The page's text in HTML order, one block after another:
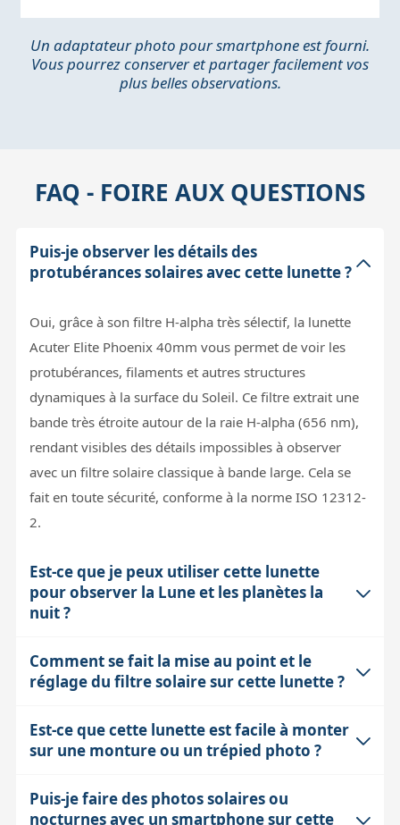
Un adaptateur photo pour smartphone est fourni.
Vous pourrez conserver et partager facilement vos
plus belles observations.
FAQ - FOIRE AUX QUESTIONS
Puis-je observer les détails des
protubérances solaires avec cette lunette ?
Oui, grâce à son filtre H-alpha très sélectif, la lunette
Acuter Elite Phoenix 40mm vous permet de voir les
protubérances, filaments et autres structures
dynamiques à la surface du Soleil. Ce filtre extrait une
bande très étroite autour de la raie H-alpha (656 nm),
rendant visibles des détails impossibles à observer
avec un filtre solaire classique à bande large. Cela se
fait en toute sécurité, conforme à la norme ISO 12312-
2.
Est-ce que je peux utiliser cette lunette
pour observer la Lune et les planètes la
nuit ?
Oui, en retirant les deux éléments du filtre solaire, la
lunette devient une lunette achromatique classique de
alors adaptée à l'observation lunaire, planétaire et des
objets du ciel profond les plus brillants. Toutefois, son
rapport F/D de 5 la destine plutôt à un usage visuel
qu'aux très forts grossissements, qui peuvent être
Comment se fait la mise au point et le
réglage du filtre solaire sur cette lunette ?
La mise au point s'effectue via un système Crayford
précis, grâce aux molettes latérales. Pour le filtre H-
permet de varier légèrement la bande passante, vous
Est-ce que cette lunette est facile à monter
sur une monture ou un trépied photo ?
Oui, la lunette est équipée d'une queue d'aronde Vixen
Puis-je faire des photos solaires ou
nocturnes avec un smartphone sur cette